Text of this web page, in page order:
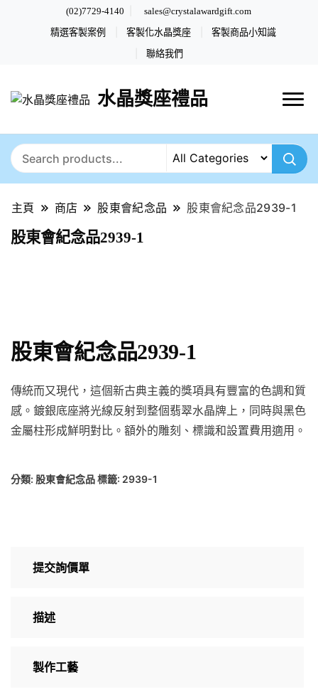
(02)7729-4140 sales@crystalawardgift.com
精選客製案例 客製化水晶獎座 客製商品小知識
聯絡我們
水晶獎座禮品
主頁 商店 股東會紀念品 股東會紀念品2939-1
股東會紀念品2939-1
股東會紀念品2939-1
傳統而又現代，這個新古典主義的獎項具有豐富的色調和質
感。鍍銀底座將光線反射到整個翡翠水晶牌上，同時與黑色
金屬柱形成鮮明對比。額外的雕刻、標識和設置費用適用。
分類: 股東會紀念品標籤: 2939-1
提交詢價單
描述
製作工藝